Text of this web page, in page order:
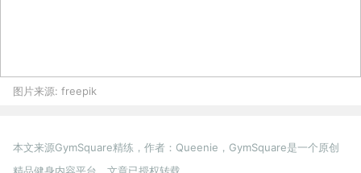
图片来源: freepik
本文来源GymSquare精练，作者：Queenie，GymSquare是一个原创